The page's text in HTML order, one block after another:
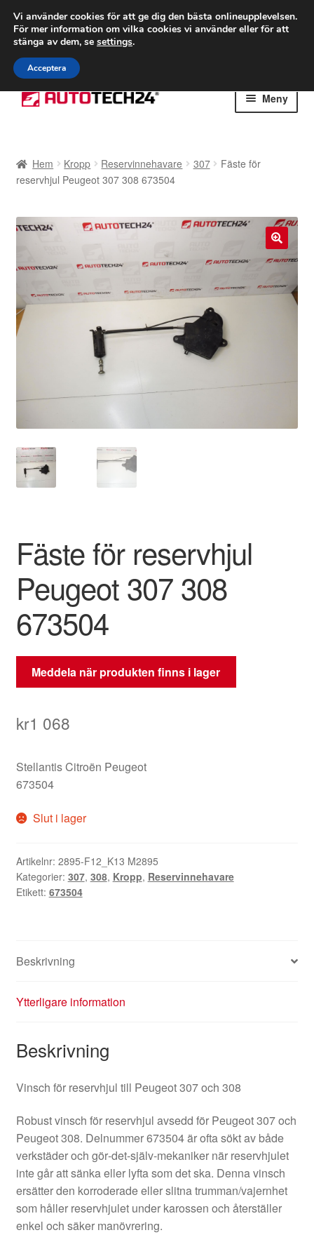
FRAKT från 75 kr
Världsomspännande frakt
Ring 766 924 713
Hoppa
till
Hoppa
till
Meny
Betalningar
Kontakt
Om oss
Transport
Världsomspännande frakt
Villkor
Hem Kropp Reservinnehavare 307
Fäste för
reservhjul Peugeot 307 308 673504
🔍
Fäste för reservhjul
Peugeot 307 308
673504
Meddela när produkten finns i lager
kr1 068
Stellantis Citroën Peugeot
673504
Slut i lager
Artikelnr: 2895-F12_K13 M2895
Kategorier: 307, 308, Kropp, Reservinnehavare
Etikett: 673504
Beskrivning
Ytterligare information
Beskrivning
Vinsch för reservhjul till Peugeot 307 och 308
Robust vinsch för reservhjul avsedd för Peugeot 307 och
Peugeot 308. Delnummer 673504 är ofta sökt av både
verkstäder och gör‑det‑själv‑mekaniker när reservhjulet
inte går att sänka eller lyfta som det ska. Denna vinsch
ersätter den korroderade eller slitna trumman/vajernhet
som håller reservhjulet under karossen och återställer
enkel och säker manövrering.
Vi använder cookies för att ge dig den bästa onlineupplevelsen.
För mer information om vilka cookies vi använder eller för att
stänga av dem, se settings.
Acceptera